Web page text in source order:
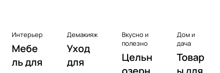
Интерьер
Мебе
ль для
Демакияж
Уход
для
Вкусно и
полезно
Цельн
Дом и
дача
Товар